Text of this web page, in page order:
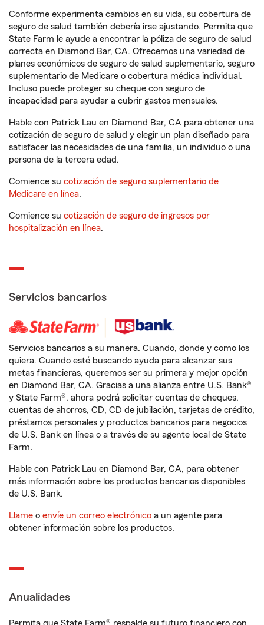
Conforme experimenta cambios en su vida, su cobertura de
seguro de salud también debería irse ajustando. Permita que
State Farm le ayude a encontrar la póliza de seguro de salud
correcta en Diamond Bar, CA. Ofrecemos una variedad de
planes económicos de seguro de salud suplementario, seguro
suplementario de Medicare o cobertura médica individual.
Incluso puede proteger su cheque con seguro de
incapacidad para ayudar a cubrir gastos mensuales.
Hable con Patrick Lau en Diamond Bar, CA para obtener una
cotización de seguro de salud y elegir un plan diseñado para
satisfacer las necesidades de una familia, un individuo o una
persona de la tercera edad.
Comience su cotización de seguro suplementario de
Medicare en línea.
Comience su cotización de seguro de ingresos por
hospitalización en línea.
Servicios bancarios
Servicios bancarios a su manera. Cuando, donde y como los
quiera. Cuando esté buscando ayuda para alcanzar sus
metas financieras, queremos ser su primera y mejor opción
en Diamond Bar, CA. Gracias a una alianza entre U.S. Bank®
y State Farm®, ahora podrá solicitar cuentas de cheques,
cuentas de ahorros, CD, CD de jubilación, tarjetas de crédito,
préstamos personales y productos bancarios para negocios
de U.S. Bank en línea o a través de su agente local de State
Farm.
Hable con Patrick Lau en Diamond Bar, CA, para obtener
más información sobre los productos bancarios disponibles
de U.S. Bank.
Llame o envíe un correo electrónico a un agente para
obtener información sobre los productos.
Anualidades